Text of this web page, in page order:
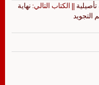
|| الكتاب التالي: نهاية
التجويد